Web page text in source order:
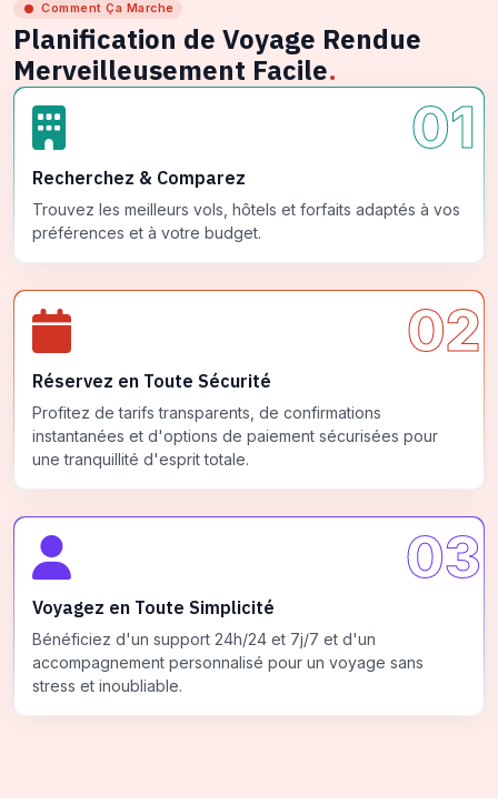
Comment Ça Marche
Planification de Voyage Rendue
Merveilleusement Facile.
01
Recherchez & Comparez
Trouvez les meilleurs vols, hôtels et forfaits adaptés à vos
préférences et à votre budget.
02
Réservez en Toute Sécurité
Profitez de tarifs transparents, de confirmations
instantanées et d'options de paiement sécurisées pour
une tranquillité d'esprit totale.
03
Voyagez en Toute Simplicité
Bénéficiez d'un support 24h/24 et 7j/7 et d'un
accompagnement personnalisé pour un voyage sans
stress et inoubliable.